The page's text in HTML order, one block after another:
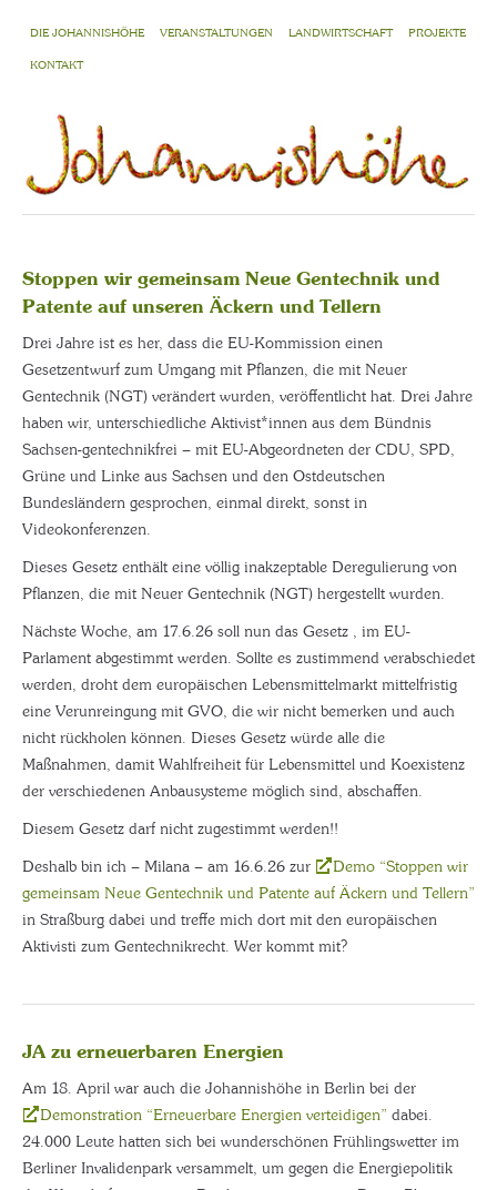
DIE JOHANNISHÖHE VERANSTALTUNGEN LANDWIRTSCHAFT PROJEKTE
KONTAKT
Stoppen wir gemeinsam Neue Gentechnik und
Patente auf unseren Äckern und Tellern
Drei Jahre ist es her, dass die EU-Kommission einen
Gesetzentwurf zum Umgang mit Pflanzen, die mit Neuer
Gentechnik (NGT) verändert wurden, veröffentlicht hat. Drei Jahre
haben wir, unterschiedliche Aktivist*innen aus dem Bündnis
Sachsen-gentechnikfrei – mit EU-Abgeordneten der CDU, SPD,
Grüne und Linke aus Sachsen und den Ostdeutschen
Bundesländern gesprochen, einmal direkt, sonst in
Videokonferenzen.
Dieses Gesetz enthält eine völlig inakzeptable Deregulierung von
Pflanzen, die mit Neuer Gentechnik (NGT) hergestellt wurden.
Nächste Woche, am 17.6.26 soll nun das Gesetz , im EU-
Parlament abgestimmt werden. Sollte es zustimmend verabschiedet
werden, droht dem europäischen Lebensmittelmarkt mittelfristig
eine Verunreingung mit GVO, die wir nicht bemerken und auch
nicht rückholen können. Dieses Gesetz würde alle die
Maßnahmen, damit Wahlfreiheit für Lebensmittel und Koexistenz
der verschiedenen Anbausysteme möglich sind, abschaffen.
Diesem Gesetz darf nicht zugestimmt werden!!
Deshalb bin ich – Milana – am 16.6.26 zur
Demo “Stoppen wir
gemeinsam Neue Gentechnik und Patente auf Äckern und Tellern”
in Straßburg dabei und treffe mich dort mit den europäischen
Aktivisti zum Gentechnikrecht. Wer kommt mit?
JA zu erneuerbaren Energien
Am 18. April war auch die Johannishöhe in Berlin bei der
Demonstration “Erneuerbare Energien verteidigen” dabei.
24.000 Leute hatten sich bei wunderschönen Frühlingswetter im
Berliner Invalidenpark versammelt, um gegen die Energiepolitik